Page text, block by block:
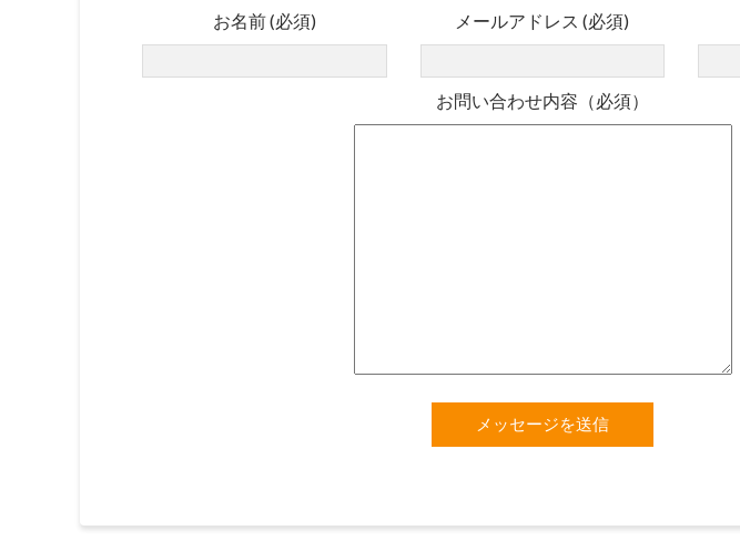
お名前 (必須) メールアドレス (必須)
お問い合わせ内容（必須）